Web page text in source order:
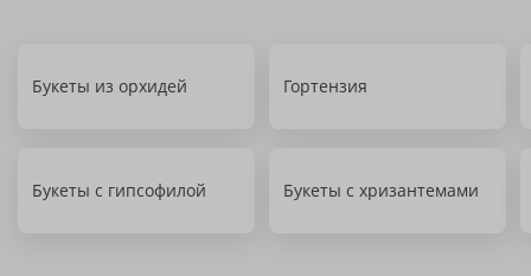
Букеты из орхидей Гортензия
Букеты с гипсофилой Букеты с хризантемами